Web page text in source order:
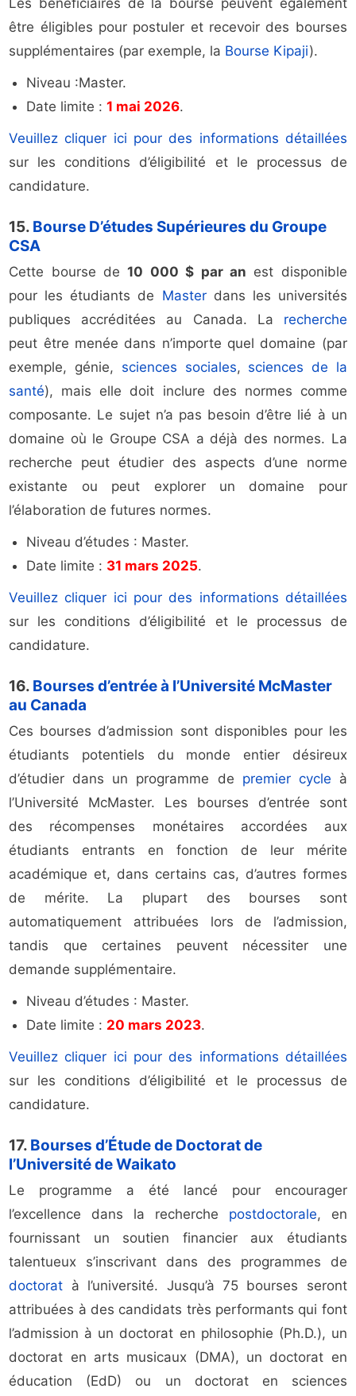
Les bénéficiaires de la bourse peuvent également
être éligibles pour postuler et recevoir des bourses
supplémentaires (par exemple, la Bourse Kipaji).
Niveau :Master.
Date limite :1 mai 2026.
Veuillez cliquer ici pour des informations détaillées
sur les conditions d’éligibilité et le processus de
candidature.
15. Bourse D’études Supérieures du Groupe
CSA
Cette bourse de10 000 $ par an est disponible
pour les étudiants de Masterdans les universités
publiques accréditées au Canada. La recherche
peut être menée dans n’importe quel domaine (par
exemple, génie, sciences sociales, sciences de la
santé), mais elle doit inclure des normes comme
composante. Le sujet n’a pas besoin d’être lié à un
domaine où le Groupe CSA a déjà des normes. La
recherche peut étudier des aspects d’une norme
existante ou peut explorer un domaine pour
l’élaboration de futures normes.
Niveau d’études : Master.
Date limite : 31 mars 2025.
Veuillez cliquer ici pour des informations détaillées
sur les conditions d’éligibilité et le processus de
candidature.
16. Bourses d’entrée à l’Université McMaster
au Canada
Ces bourses d’admission sont disponibles pour les
étudiants potentiels du monde entier désireux
d’étudier dans un programme de premier cycle à
l’Université McMaster. Les bourses d’entrée sont
des récompenses monétaires accordées aux
étudiants entrants en fonction de leur mérite
académique et, dans certains cas, d’autres formes
de mérite. La plupart des bourses sont
automatiquement attribuées lors de l’admission,
tandis que certaines peuvent nécessiter une
demande supplémentaire.
Niveau d’études : Master.
Date limite : 20 mars 2023.
Veuillez cliquer ici pour des informations détaillées
sur les conditions d’éligibilité et le processus de
candidature.
17. Bourses d’Étude de Doctorat de
l’Université de Waikato
Le programme a été lancé pour encourager
l’excellence dans la recherche postdoctorale, en
fournissant un soutien financier aux étudiants
talentueux s’inscrivant dans des programmes de
doctorat à l’université. Jusqu’à 75 bourses seront
attribuées à des candidats très performants qui font
l’admission à un doctorat en philosophie (Ph.D.), un
doctorat en arts musicaux (DMA), un doctorat en
éducation (EdD) ou un doctorat en sciences